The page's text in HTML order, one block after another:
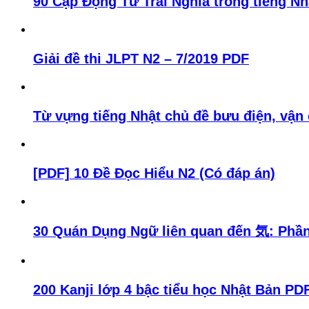
Giải đề thi JLPT N2 – 7/2019 PDF
Từ vựng tiếng Nhật chủ đề bưu điện, vận
[PDF] 10 Đề Đọc Hiểu N2 (Có đáp án)
30 Quán Dụng Ngữ liên quan đến 気:
200 Kanji lớp 4 bậc tiểu học Nhật Bản